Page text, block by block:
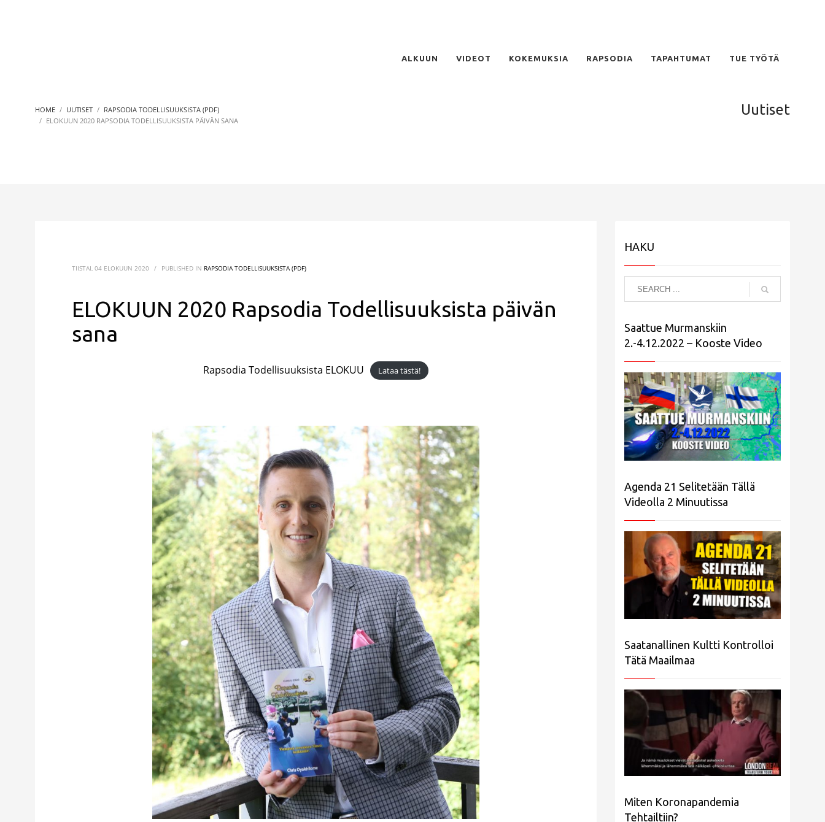
ALKUUN VIDEOT KOKEMUKSIA RAPSODIA TAPAHTUMAT TUE TYÖTÄ
HOME UUTISET
RAPSODIA TODELLISUUKSISTA (PDF)
ELOKUUN 2020 RAPSODIA TODELLISUUKSISTA PÄIVÄN SANA
Uutiset
TIISTAI, 04 ELOKUUN 2020 / PUBLISHED IN RAPSODIA TODELLISUUKSISTA (PDF)
ELOKUUN 2020 Rapsodia Todellisuuksista päivän
sana
Rapsodia Todellisuuksista ELOKUU Lataa tästä!
HAKU
Saattue Murmanskiin
2.-4.12.2022 – Kooste Video
Agenda 21 Selitetään Tällä
Videolla 2 Minuutissa
Saatanallinen Kultti Kontrolloi
Tätä Maailmaa
Miten Koronapandemia
Tehtailtiin?